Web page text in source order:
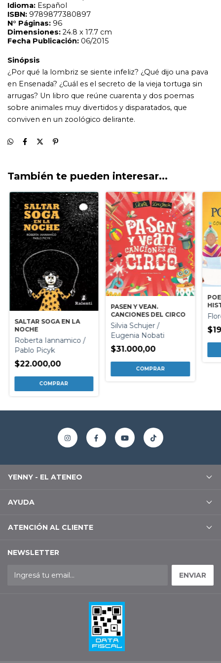
También te pueden interesar...
SALTAR SOGA EN LA
NOCHE
Roberta Iannamico /
Pablo Picyk
$22.000,00
PASEN Y VEAN.
CANCIONES DEL CIRCO
Silvia Schujer /
Eugenia Nobati
$31.000,00
YENNY - EL ATENEO
AYUDA
ATENCIÓN AL CLIENTE
NEWSLETTER